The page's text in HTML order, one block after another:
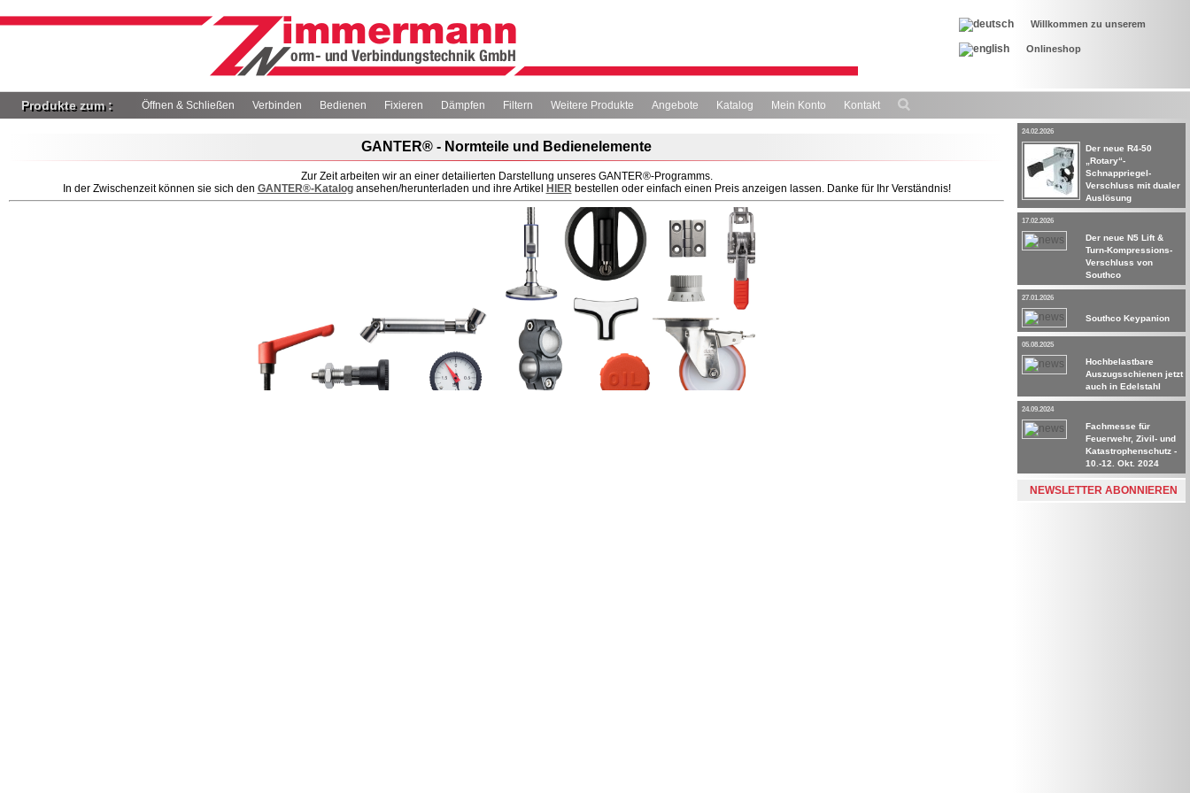
Willkommen zu unserem
Onlineshop
GANTER® - Normteile und Bedienelemente
Zur Zeit arbeiten wir an einer detailierten Darstellung unseres GANTER®-Programms.
In der Zwischenzeit können sie sich den GANTER®-Katalogansehen/herunterladen und ihre Artikel HIER bestellen oder einfach einen Preis anzeigen lassen. Danke für Ihr Verständnis!
Produkte zum : Öffnen & Schließen Verbinden Bedienen Fixieren Dämpfen Filtern Weitere Produkte Angebote Katalog Mein Konto Kontakt
24.02.2026
Der neue R4-50
„Rotary“-
Schnappriegel-
Verschluss mit dualer
Auslösung
17.02.2026
Der neue N5 Lift &
Turn-Kompressions-
Verschluss von
Southco
27.01.2026
Southco Keypanion
05.08.2025
Hochbelastbare
Auszugsschienen jetzt
auch in Edelstahl
24.09.2024
Fachmesse für
Feuerwehr, Zivil- und
Katastrophenschutz -
10.-12. Okt. 2024
NEWSLETTER ABONNIEREN